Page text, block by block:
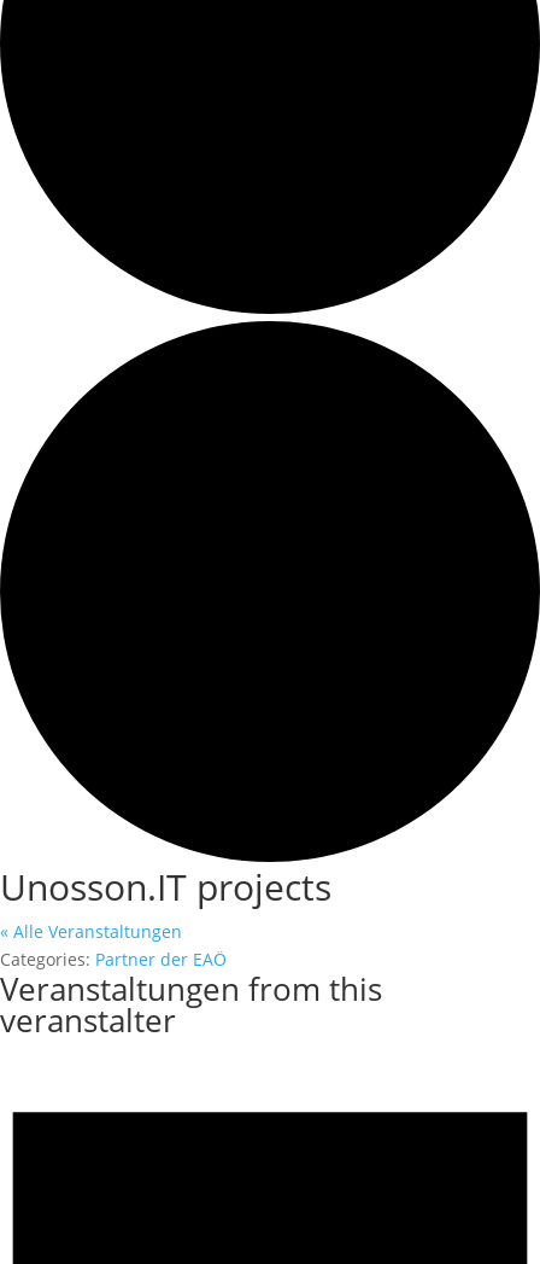
Unosson.IT projects
« Alle Veranstaltungen
Categories: Partner der EAÖ
Veranstaltungen from this
veranstalter